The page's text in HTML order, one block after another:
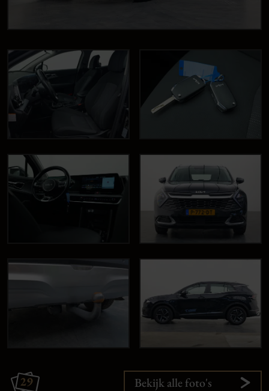
29 Bekijk alle foto's